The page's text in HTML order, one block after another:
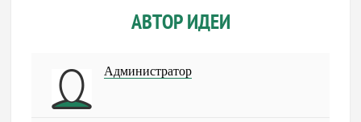
АВТОР ИДЕИ
Администратор